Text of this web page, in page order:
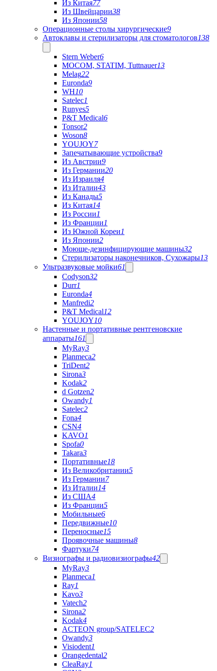
Из Китая77
Из Швейцарии38
Из Японии58
Операционные столы хирургические9
Автоклавы и стерилизаторы для стоматологов138
Stern Weber6
MOCOM, STATIM, Tuttnauer13
Melag22
Euronda9
WH10
Satelec1
Runyes5
P&T Medical6
Tonsor2
Woson8
YOUJOY7
Запечатывающие устройства9
Из Австрии9
Из Германии20
Из Израиля4
Из Италии43
Из Канады5
Из Китая14
Из России1
Из Франции1
Из Южной Кореи1
Из Японии2
Моюще-дезинфицирующие машины32
Стерилизаторы наконечников, Сухожары13
Ультразвуковые мойки61
Codyson32
Durr1
Euronda4
Manfredi2
P&T Medical12
YOUJOY10
Настенные и портативные рентгеновские
аппараты161
MyRay3
Planmeca2
TriDent2
Sirona3
Kodak2
d Gotzen2
Owandy1
Satelec2
Fona4
CSN4
KAVO1
Spofa0
Takara3
Портативные18
Из Великобритании5
Из Германии7
Из Италии14
Из США4
Из Франции5
Мобильные6
Передвижные10
Переносные15
Проявочные машины8
Фартуки74
Визиографы и радиовизиографы42
MyRay3
Planmeca1
Ray1
Kavo3
Vatech2
Sirona2
Kodak4
ACTEON group/SATELEC2
Owandy3
Visiodent1
Orangedental2
CleaRay1